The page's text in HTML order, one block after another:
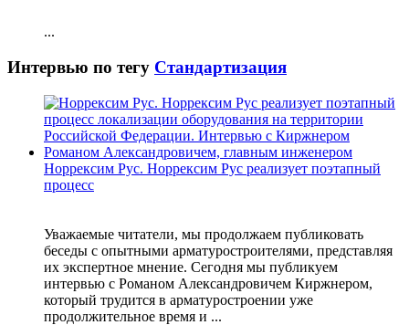
...
Интервью по тегу Стандартизация
Норрексим Рус. Норрексим Рус реализует поэтапный
процесс
Уважаемые читатели, мы продолжаем публиковать
беседы с опытными арматуростроителями, представляя
их экспертное мнение. Сегодня мы публикуем
интервью с Романом Александровичем Киржнером,
который трудится в арматуростроении уже
продолжительное время и ...